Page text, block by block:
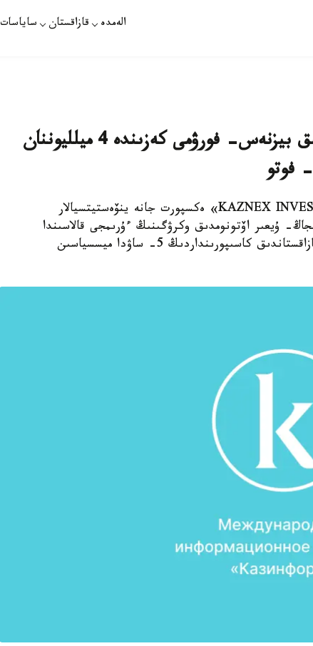
الەمدە قازاقستان ساياسات
ۇرىمجىدەگى قازاقستاندىق- قىتايلىق بيزنەس- فورۋمى كەزىندە 4 ميلليوننان
- فوتو
بەيجىڭ. قازاقپارات - 27 - ماۋسىم كۇنى «KAZNEX INVEST» ەكسپورت جانە ينۆەستيتسيالار
ۇيعىر اۆتونومدىق وكرۋگىنىڭ ءۇرىمجى قالاسىندا
قازاقستاندىق- قىتايلىق بيزنەس- فورۋمى - قازاقستاندىق كاسىپورىنداردىڭ 5- ساۋدا ميسسياسىن